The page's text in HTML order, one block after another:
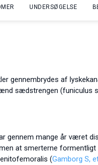
UNDERSØGELSE
gennembrydes af
sædstrengen (funiculus
gennem mange år været
at smerterne
(Gamborg S,